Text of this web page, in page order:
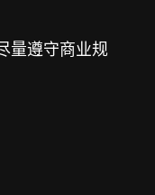
量遵守商业规